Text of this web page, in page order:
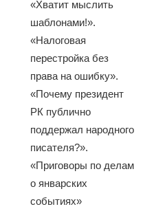
«Хватит мыслить
шаблонами!».
«Налоговая
перестройка без
права на ошибку».
«Почему президент
РК публично
поддержал народного
писателя?».
«Приговоры по делам
о январских
событиях»